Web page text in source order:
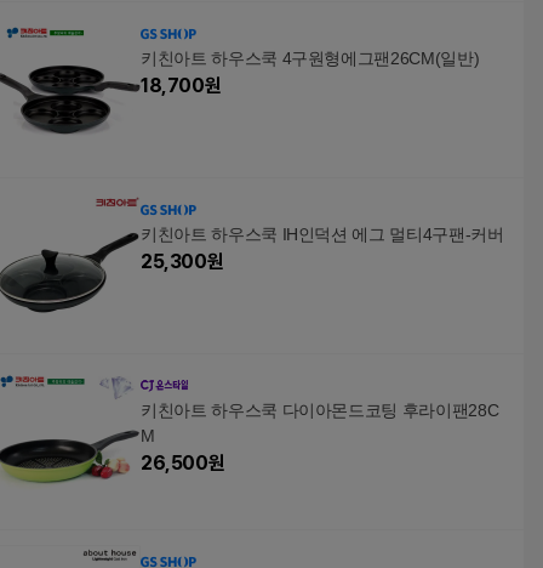
키친아트 하우스쿡 4구원형에그팬26CM(일반)
18,700원
키친아트 하우스쿡 IH인덕션 에그 멀티4구팬-커버
25,300원
키친아트 하우스쿡 다이아몬드코팅 후라이팬28C
M
26,500원